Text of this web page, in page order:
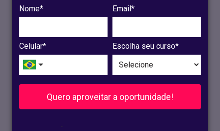
Nome* Email*
Celular* Escolha seu curso*
Quero aproveitar a oportunidade!
.
INSCRIÇÃO
OLINDA
RECIFE
VESTIBULAR
CURSOS PRESENCIAIS